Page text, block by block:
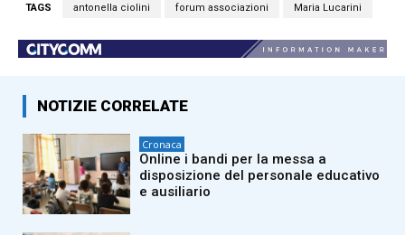
TAGS antonella ciolini forum associazioni Maria Lucarini
NOTIZIE CORRELATE
Cronaca
Online i bandi per la messa a
disposizione del personale educativo
e ausiliario